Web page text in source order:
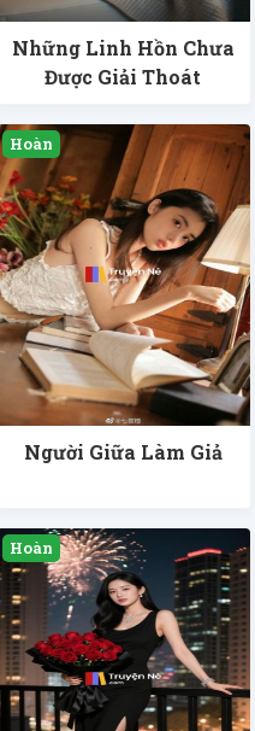
Những Linh Hồn Chưa
Được Giải Thoát
Người Giữa Làm Giả